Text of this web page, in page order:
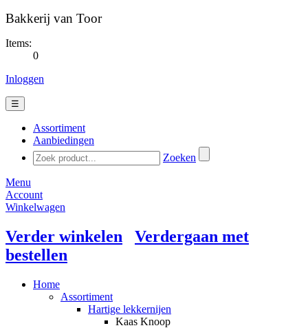
Bakkerij van Toor
Items:
0
Inloggen
☰
Assortiment
Aanbiedingen
Zoeken
Menu
Account
Winkelwagen
Verder winkelen
Verdergaan met
bestellen
Home
Assortiment
Hartige lekkernijen
Kaas Knoop